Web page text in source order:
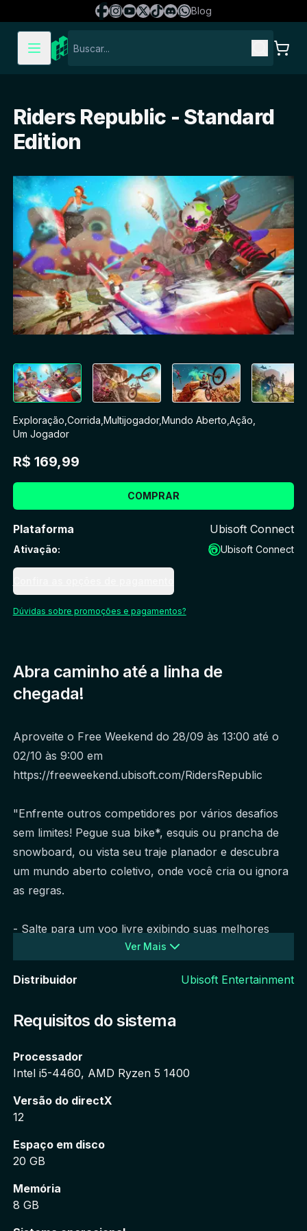
Blog
Riders Republic - Standard
Edition
Exploração Corrida Multijogador,Mundo Aberto Ação
Um Jogador
R$ 169,99
COMPRAR
Plataforma Ubisoft Connect
Ativação: Ubisoft Connect
Dúvidas sobre promoções e pagamentos?
Abra caminho até a linha de
chegada!
Aproveite o Free Weekend do 28/09 às 13:00 até o
02/10 às 9:00 em
https://freeweekend.ubisoft.com/RidersRepublic
"Enfrente outros competidores por vários desafios
sem limites! Pegue sua bike*, esquis ou prancha de
snowboard, ou vista seu traje planador e descubra
um mundo aberto coletivo, onde você cria ou ignora
as regras.
- Salte para um voo livre exibindo suas melhores
manobras pelos vários desafios espalhados no mapa.
- Curta várias categorias esportivas: bike, esqui,
parques nacionais dos EUA, como Yosemite, Zion e
Bryce Canyon.
- Dispute corridas coletivas radicais com mais de 50
jogadores. Passe por cima ou colida para abrir
caminho até a linha de chegada!
- Personalize seu personagem para exibir seu estilo
Ver Mais
Distribuidor Ubisoft Entertainment
Requisitos do sistema
Processador
Intel i5-4460, AMD Ryzen 5 1400
Versão do directX
12
Espaço em disco
20 GB
Memória
8 GB